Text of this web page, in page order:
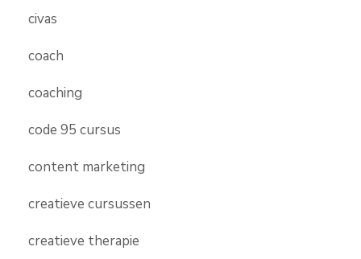
civas
coach
coaching
code 95 cursus
content marketing
creatieve cursussen
creatieve therapie